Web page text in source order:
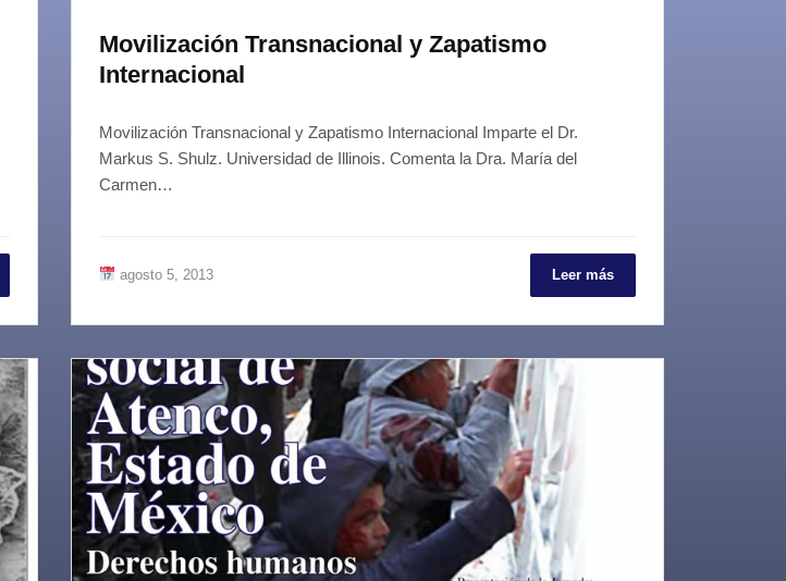
Movilización Transnacional y Zapatismo
Internacional
Movilización Transnacional y Zapatismo Internacional Imparte el Dr.
Markus S. Shulz. Universidad de Illinois. Comenta la Dra. María del
Carmen…
agosto 5, 2013 Leer más